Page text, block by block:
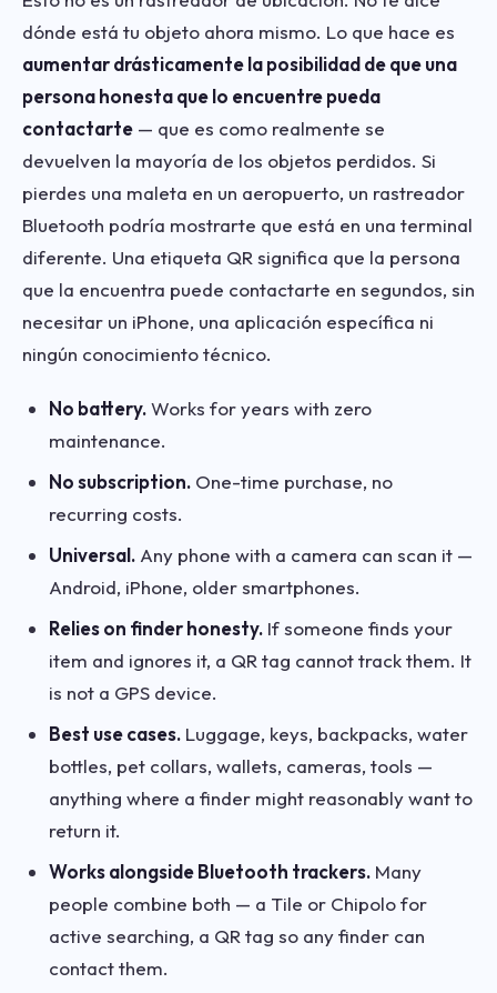
dónde está tu objeto ahora mismo. Lo que hace es
aumentar drásticamente la posibilidad de que una
persona honesta que lo encuentre pueda
contactarte — que es como realmente se
devuelven la mayoría de los objetos perdidos. Si
pierdes una maleta en un aeropuerto, un rastreador
Bluetooth podría mostrarte que está en una terminal
diferente. Una etiqueta QR significa que la persona
que la encuentra puede contactarte en segundos, sin
necesitar un iPhone, una aplicación específica ni
ningún conocimiento técnico.
No battery.Works for years with zero
maintenance.
No subscription. One-time purchase, no
recurring costs.
Universal. Any phone with a camera can scan it —
Android, iPhone, older smartphones.
Relies on finder honesty. If someone finds your
item and ignores it, a QR tag cannot track them. It
is not a GPS device.
Best use cases. Luggage, keys, backpacks, water
bottles, pet collars, wallets, cameras, tools —
anything where a finder might reasonably want to
return it.
Works alongside Bluetooth trackers. Many
people combine both — a Tile or Chipolo for
active searching, a QR tag so any finder can
contact them.